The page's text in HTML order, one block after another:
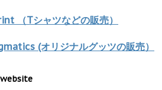
（Tシャツなどの販売）
(オリジナルグッツの販売）